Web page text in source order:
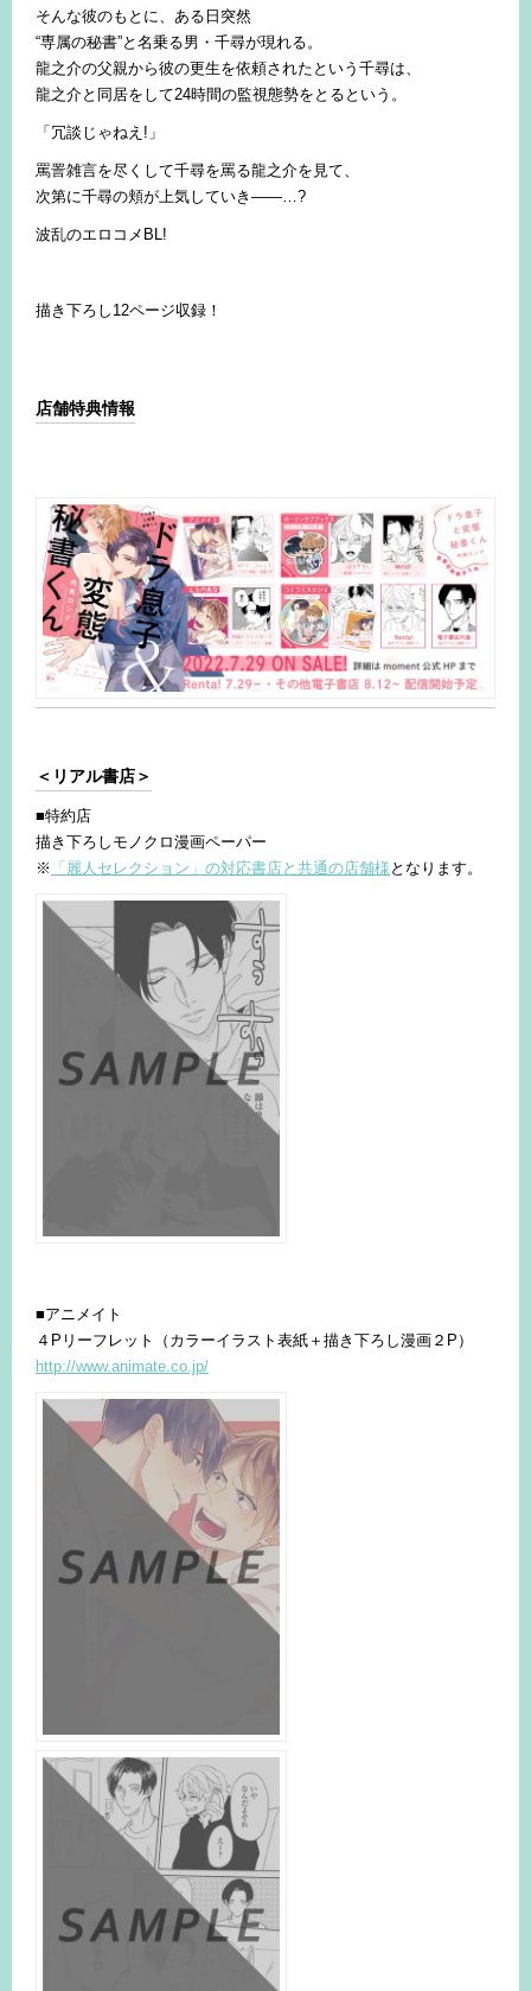
そんな彼のもとに、ある日突然
“専属の秘書”と名乗る男・千尋が現れる。
龍之介の父親から彼の更生を依頼されたという千尋は、
龍之介と同居をして24時間の監視態勢をとるという。
「冗談じゃねえ!」
罵詈雑言を尽くして千尋を罵る龍之介を見て、
次第に千尋の頬が上気していき――…?
波乱のエロコメBL!
描き下ろし12ページ収録！
店舗特典情報
＜リアル書店＞
■特約店
描き下ろしモノクロ漫画ペーパー
※ 「麗人セレクション」の対応書店と共通の店舗様 となります。
■アニメイト
４Pリーフレット（カラーイラスト表紙＋描き下ろし漫画２P）
http://www.animate.co.jp/